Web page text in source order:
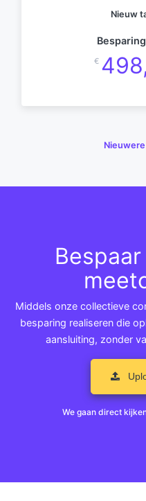
Nieuw
€
Middels onze collectieve
besparing realiseren die
aansluiting, zonder
We gaan direct